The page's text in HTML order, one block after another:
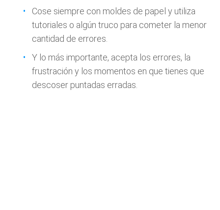
Cose siempre con moldes de papel y utiliza
tutoriales o algún truco para cometer la menor
cantidad de errores.
Y lo más importante, acepta los errores, la
frustración y los momentos en que tienes que
descoser puntadas erradas.